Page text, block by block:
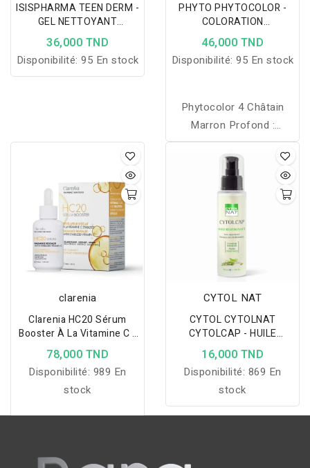
ISISPHARMA TEEN DERM -
GEL NETTOYANT
EXFOLIANT PEAUX
MIXTES A GRASSES
150ML
36,000 TND
Disponibilité: 95 En stock
PHYTO PHYTOCOLOR -
COLORATION
PERMANENTE CHATIN
MARRON PROFOND 4.77
46,000 TND
Disponibilité: 95 En stock
Phytocolor 4 Châtain
Marron Profond :
coloration permanente
aux pigments végétaux,
intense, naturelle et ultra
brillante, couvrant 100%
des cheveux blancs.
clarenia
Clarenia HC20 Sérum
Booster À La Vitamine C -
30ml
78,000 TND
Disponibilité: 989 En
stock
CYTOL NAT
CYTOL CYTOLNAT
CYTOLCAP - HUILE
REVITALISANTE 50ML
16,000 TND
Disponibilité: 869 En
stock